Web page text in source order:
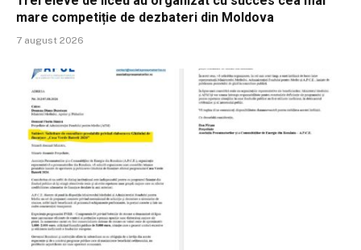
mare competiție de dezbateri din Moldova
7 august 2026